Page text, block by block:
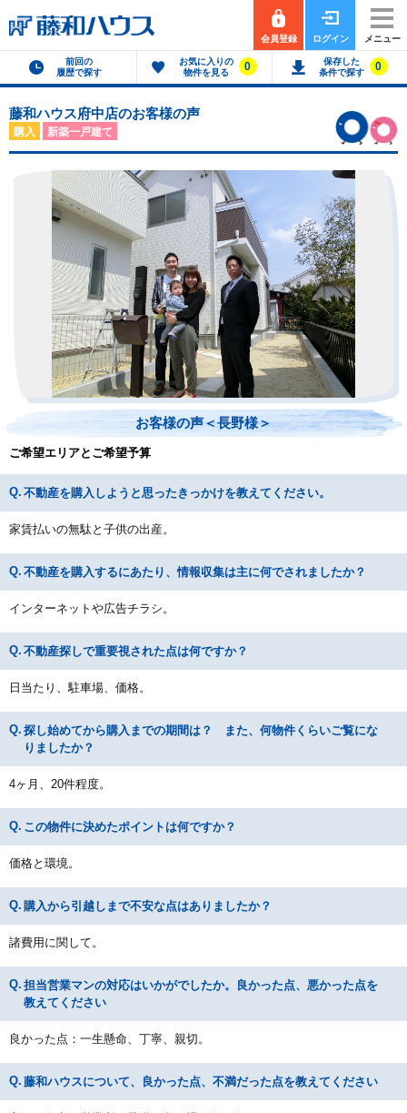
会員登録 ログイン メニュー
前回の
履歴で探す
お気に入りの
物件を見る
0
保存した
条件で探す
0
藤和ハウス府中店のお客様の声
購入 新築一戸建て
お客様の声＜長野様＞
ご希望エリアとご希望予算
不動産を購入しようと思ったきっかけを教えてください。
家賃払いの無駄と子供の出産。
不動産を購入するにあたり、情報収集は主に何でされましたか？
インターネットや広告チラシ。
不動産探しで重要視された点は何ですか？
日当たり、駐車場、価格。
探し始めてから購入までの期間は？ また、何物件くらいご覧にな
りましたか？
4ヶ月、20件程度。
この物件に決めたポイントは何ですか？
価格と環境。
購入から引越しまで不安な点はありましたか？
諸費用に関して。
担当営業マンの対応はいかがでしたか。良かった点、悪かった点を
教えてください
良かった点：一生懸命、丁寧、親切。
藤和ハウスについて、良かった点、不満だった点を教えてください